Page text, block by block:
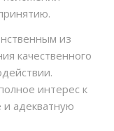
из
качественного
интерес к
и адекватную